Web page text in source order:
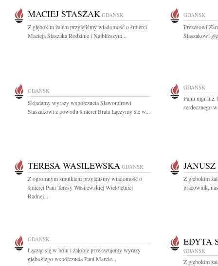
MACIEJ STASZAK GDAŃSK
Z głębokim żalem przyjęliśmy wiadomość o śmierci
Macieja Staszaka Rodzinie i Najbliższym...
GDAŃSK
Prezesowi
Staszakowi
GDAŃSK
Składamy wyrazy współczucia Sławomirowi
Staszakowi z powodu śmierci Brata Łączymy sie w...
GDAŃSK
Panu mgr
serdecznego
TERESA WASILEWSKA GDAŃSK
Z ogromnym smutkiem przyjęliśmy wiadomość o
śmierci Pani Teresy Wasilewskiej Wieloletniej
Radnej...
Z głębokim
pracownik,
GDAŃSK
Łącząc się w bólu i żałobie przekazujemy wyrazy
głębokiego współczucia Pani Marcie...
EDYTA
GDAŃSK
Z głębokim